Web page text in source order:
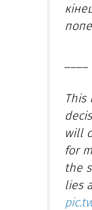
This
will
for
the
lies